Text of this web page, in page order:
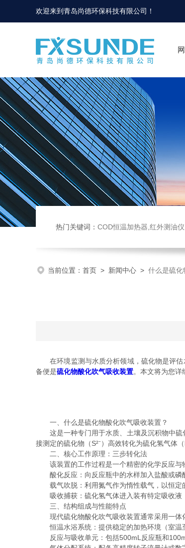
欢迎来到青岛尚德环保科技有限公司 ！
热门关键词： COD恒温加热器,红外测油仪,COD检测仪,
当前位置： 首页 > 新闻中心 > 什么是硫化
在环境监测与水质分析领域，硫化物是评估
备便是硫化物酸化吹气吸收装置。本文将为您详
一、什么是硫化物酸化吹气吸收装置？
这是一种专门用于水质、土壤及沉积物中硫
接测定的硫化物（S²⁻）高效转化为硫化氢气体
二、核心工作原理：三步转化法
该装置的工作过程是一个精密的化学反应与
酸化反应：向反应瓶中的水样加入盐酸或磷酸
载气吹脱：利用氮气作为惰性载气，以恒定
吸收捕获：硫化氢气体进入装有特定吸收液
三、结构组成与性能特点
现代硫化物酸化吹气吸收装置通常采用一体
恒温水浴系统：提供稳定的加热环境（室温
反应与吸收单元：包括500mL反应瓶和